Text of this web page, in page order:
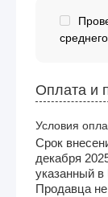
Оплата и
Условия
Срок
декабря
указанный
Продавца не